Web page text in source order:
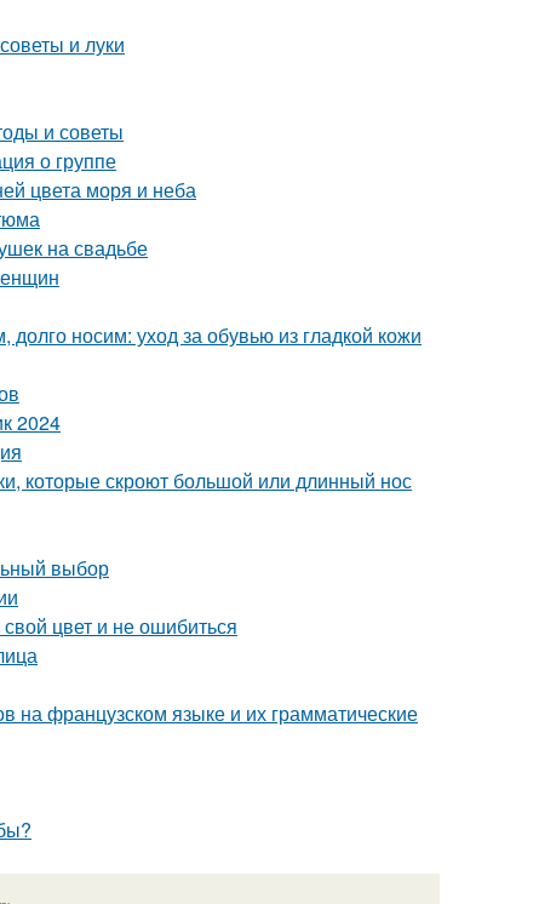
и луки
и советы
о группе
цвета моря и неба
на свадьбе
долго носим: уход за обувью из гладкой кожи
2024
которые скроют большой или длинный нос
выбор
цвет и не ошибиться
на французском языке и их грамматические